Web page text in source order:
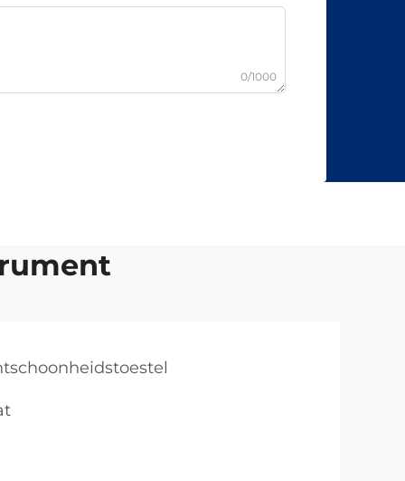
0/1000